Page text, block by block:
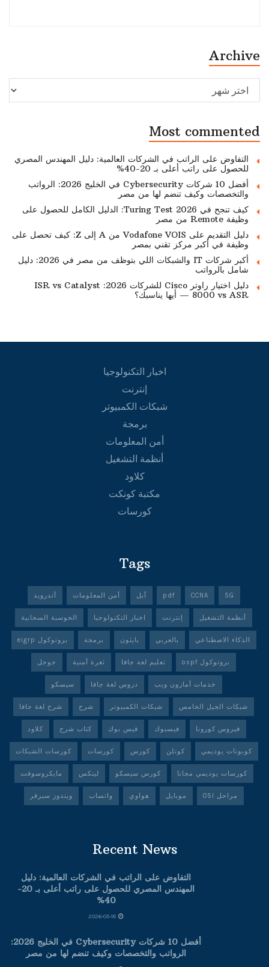
Archive
Archive
Most commented
التفاوض على الراتب في الشركات العالمية: دليل المهندس المصري
للحصول على راتب أعلى بـ 20-40%
أفضل 10 شركات Cybersecurity في الخليج 2026: الرواتب
والتخصصات وكيف تنضم لها من مصر
كيف تنجح في Turing Test 2026: الدليل الكامل للحصول على
وظيفة Remote من مصر
دليل التقديم على Vodafone VOIS من A إلى Z: كيف تحصل على
وظيفة في أكبر مركز تقني بمصر
أكبر شركات IT والشبكات اللي بتوظف من مصر في 2026: دليل
شامل بالرواتب
دليل اختيار راوتر Cisco للشركات 2026: ISR vs Catalyst
8000 vs ASR — أيها يناسبك؟
اخبار التكنولوجيا
إنترنت
شبكات الكمبيوتر
برمجة
أمن المعلومات
أنظمة التشغيل
كلاود
مكتبة كونكت
كورسات
Tags
5G
CCNA
pdf أبل أمن المعلومات أندرويد
أنظمة التشغيل إنترنت اخبار التكنولوجيا الحوسبة السحابية
الذكاء الاصطناعي بالعربي بايثون برمجة بروتوكول eigrp
بروتوكول ospf تعليم لغة جافا ثغرة أمنية جوجل
خدمات أمازون ويب دروس لغة جافا سيسكو
شبكات الجيل الخامس شبكات الكمبيوتر شرح شرح لغة جافا
فيروس كورونا فيسبوك فيس بوك كتاب شرح كلاود
كوبونات يوديمي كوتلن كورس كورسات كورسات الشبكات
كورسات يوديمي مجانا كورس سيسكو لينكس مايكروسوفت
مراحل OSI موبايل هواوي واتساب ويندوز سيرفر
Recent News
التفاوض على الراتب في الشركات العالمية: دليل
المهندس المصري للحصول على راتب أعلى بـ 20-
40%
أفضل 10 شركات Cybersecurity في الخليج 2026:
الرواتب والتخصصات وكيف تنضم لها من مصر